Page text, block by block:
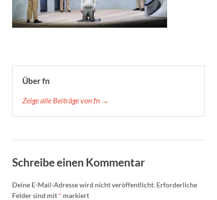
Über fn
Zeige alle Beiträge von fn →
Schreibe einen Kommentar
Deine E-Mail-Adresse wird nicht veröffentlicht. Erforderliche
Felder sind mit * markiert